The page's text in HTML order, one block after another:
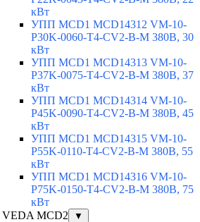
кВт
УПП MCD1 MCD14312 VM-10-
P30K-0060-T4-CV2-B-M 380В, 30
кВт
УПП MCD1 MCD14313 VM-10-
P37K-0075-T4-CV2-B-M 380В, 37
кВт
УПП MCD1 MCD14314 VM-10-
P45K-0090-T4-CV2-B-M 380В, 45
кВт
УПП MCD1 MCD14315 VM-10-
P55K-0110-T4-CV2-B-M 380В, 55
кВт
УПП MCD1 MCD14316 VM-10-
P75K-0150-T4-CV2-B-M 380В, 75
кВт
MCD2
▼